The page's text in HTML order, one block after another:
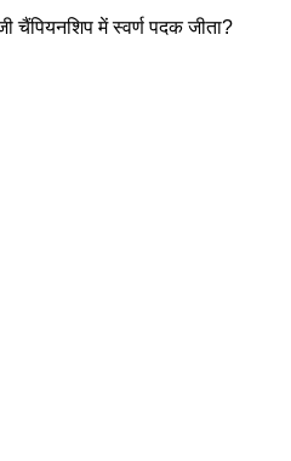
चैंपियनशिप में स्वर्ण पदक जीता?